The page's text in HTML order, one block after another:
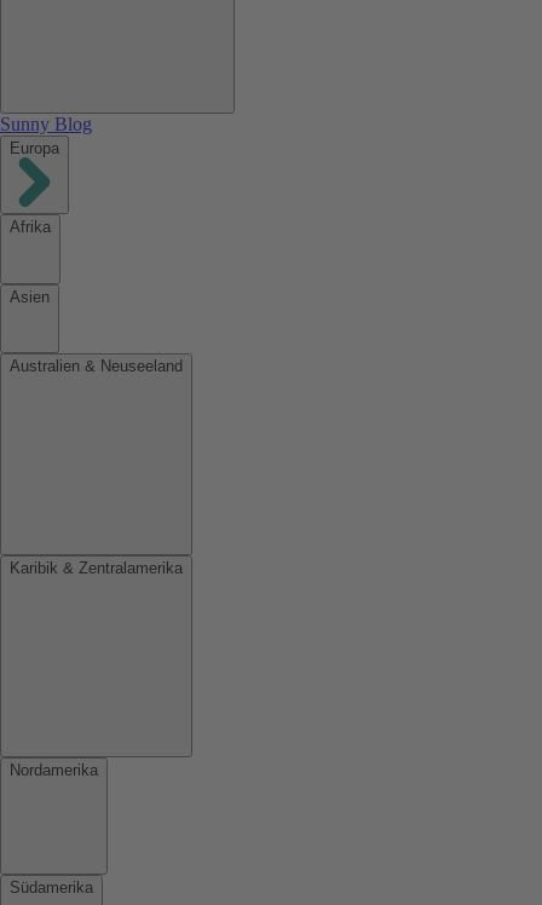
Sunny Blog
Europa
Afrika
Asien
Australien & Neuseeland
Karibik & Zentralamerika
Nordamerika
Südamerika